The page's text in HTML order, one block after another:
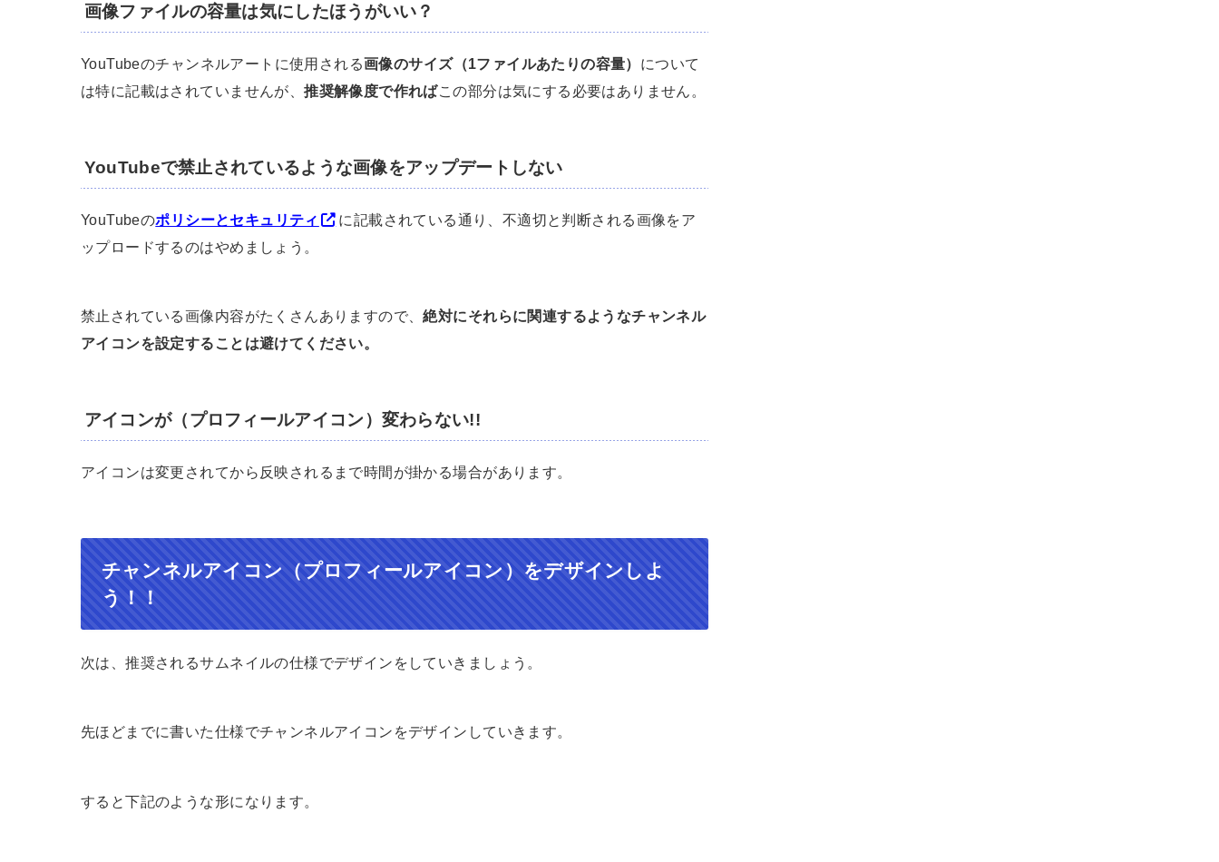
画像ファイルの容量は気にしたほうがいい？
YouTubeのチャンネルアートに使用される画像のサイズ（1ファイルあたりの容量） について
は特に記載はされていませんが、推奨解像度で作ればこの部分は気にする必要はありません。
YouTubeで禁止されているような画像をアップデートしない
YouTubeのポリシーとセキュリティ
に記載されている通り、不適切と判断される画像をア
ップロードするのはやめましょう。
禁止されている画像内容がたくさんありますので、絶対にそれらに関連するようなチャンネル
アイコンを設定することは避けてください。
アイコンが（プロフィールアイコン）変わらない!!
アイコンは変更されてから反映されるまで時間が掛かる場合があります。
チャンネルアイコン（プロフィールアイコン）をデザインしよ
う！！
次は、推奨されるサムネイルの仕様でデザインをしていきましょう。
先ほどまでに書いた仕様でチャンネルアイコンをデザインしていきます。
すると下記のような形になります。